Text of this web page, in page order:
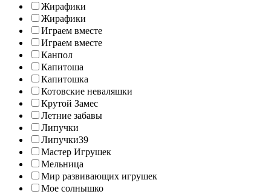
Жирафики
Жирафики
Играем вместе
Играем вместе
Канпол
Капитоша
Капитошка
Котовские неваляшки
Крутой Замес
Летние забавы
Липучки
Липучки39
Мастер Игрушек
Мельница
Мир развивающих игрушек
Мое солнышко